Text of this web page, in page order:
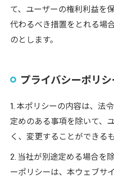
て、ユーザーの権利利益を
代わるべき措置をとれる場
のとします。
プライバシーポリ
1. 本ポリシーの内容は、法
定めのある事項を除いて、
く、変更することができる
2. 当社が別途定める場合を
ーポリシーは、本ウェブサ